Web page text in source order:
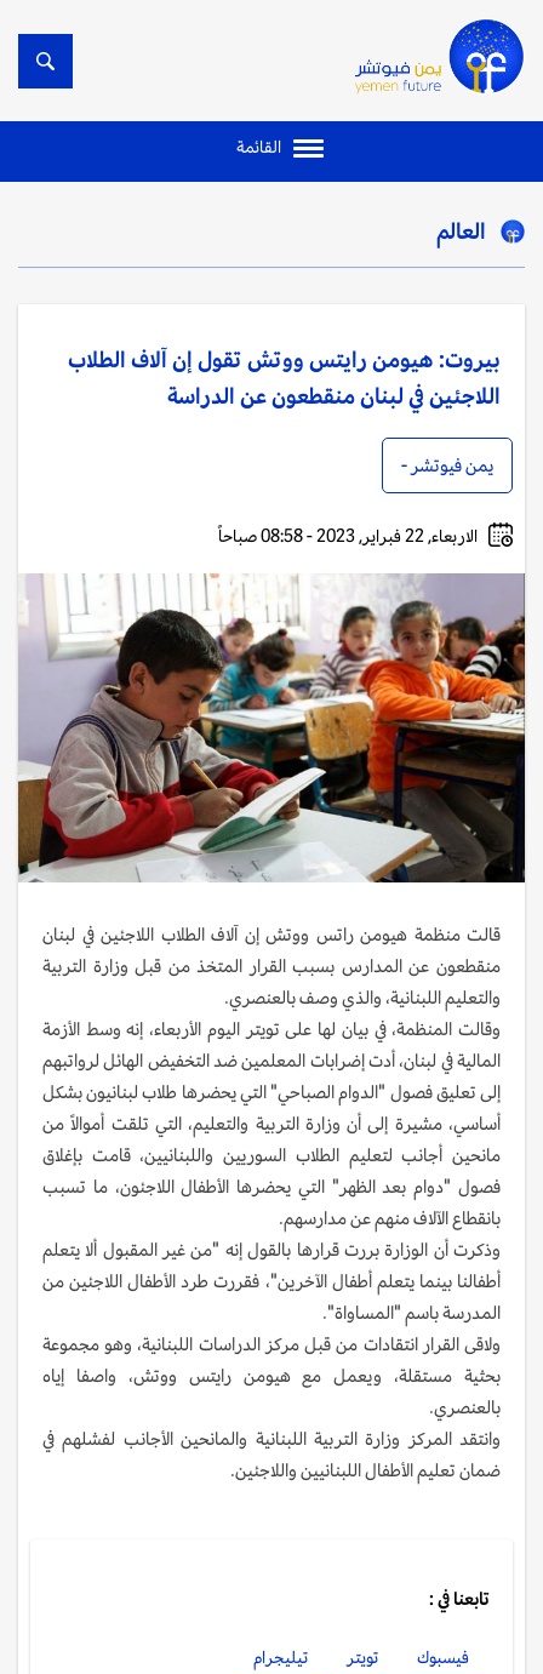
القائمة
العالم
بيروت: هيومن رايتس ووتش تقول إن آلاف الطلاب
اللاجئين في لبنان منقطعون عن الدراسة
يمن فيوتشر -
الاربعاء, 22 فبراير, 2023 - 08:58 صباحاً
قالت منظمة هيومن راتس ووتش إن آلاف الطلاب اللاجئين في لبنان
منقطعون عن المدارس بسبب القرار المتخذ من قبل وزارة التربية
والتعليم اللبنانية، والذي وصف بالعنصري.
وقالت المنظمة، في بيان لها على تويتر اليوم الأربعاء، إنه وسط الأزمة
المالية في لبنان، أدت إضرابات المعلمين ضد التخفيض الهائل لرواتبهم
إلى تعليق فصول "الدوام الصباحي" التي يحضرها طلاب لبنانيون بشكل
أساسي، مشيرة إلى أن وزارة التربية والتعليم، التي تلقت أموالاً من
مانحين أجانب لتعليم الطلاب السوريين واللبنانيين، قامت بإغلاق
فصول "دوام بعد الظهر" التي يحضرها الأطفال اللاجئون، ما تسبب
بانقطاع الآلاف منهم عن مدارسهم.
وذكرت أن الوزارة بررت قرارها بالقول إنه "من غير المقبول ألا يتعلم
أطفالنا بينما يتعلم أطفال الآخرين"، فقررت طرد الأطفال اللاجئين من
المدرسة باسم "المساواة".
ولاقى القرار انتقادات من قبل مركز الدراسات اللبنانية، وهو مجموعة
بحثية مستقلة، ويعمل مع هيومن رايتس ووتش، واصفا إياه
بالعنصري.
وانتقد المركز وزارة التربية اللبنانية والمانحين الأجانب لفشلهم في
ضمان تعليم الأطفال اللبنانيين واللاجئين.
تابعنا في :
فيسبوك تويتر تيليجرام